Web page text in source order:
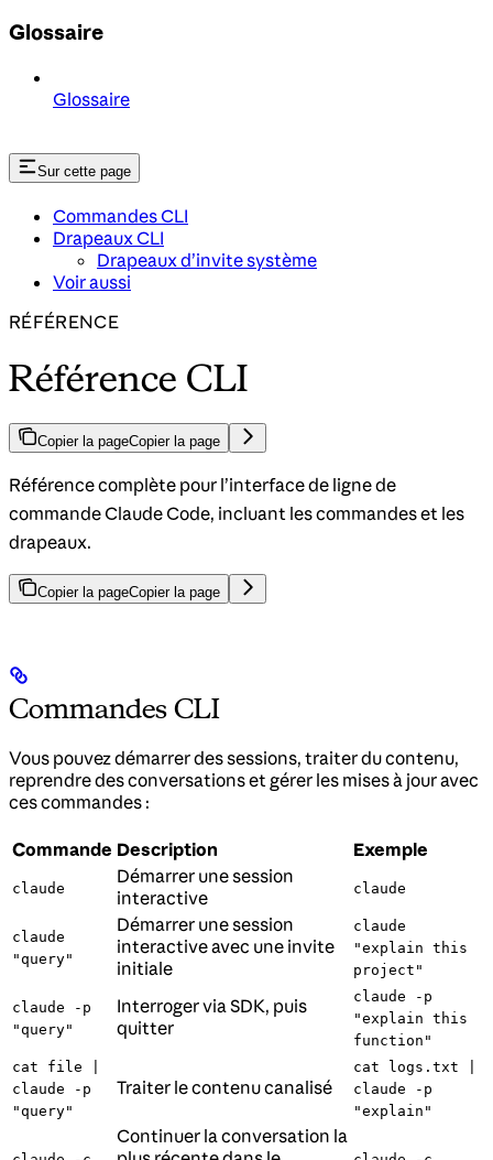
Glossaire
Glossaire
Sur cette page
Commandes CLI
Drapeaux CLI
Drapeaux d’invite système
Voir aussi
RÉFÉRENCE
Référence CLI
Copier la pageCopier la page
Référence complète pour l’interface de ligne de
commande Claude Code, incluant les commandes et les
drapeaux.
Copier la pageCopier la page
Commandes CLI
Vous pouvez démarrer des sessions, traiter du contenu,
reprendre des conversations et gérer les mises à jour avec
ces commandes :
Commande Description Exemple
claude
Démarrer une session
interactive
claude
claude
"query"
Démarrer une session
interactive avec une invite
initiale
claude
"explain this
project"
claude -p
"query"
Interroger via SDK, puis
quitter
claude -p
"explain this
function"
cat file |
claude -p
"query"
Traiter le contenu canalisé
cat logs.txt |
claude -p
"explain"
Continuer la conversation la